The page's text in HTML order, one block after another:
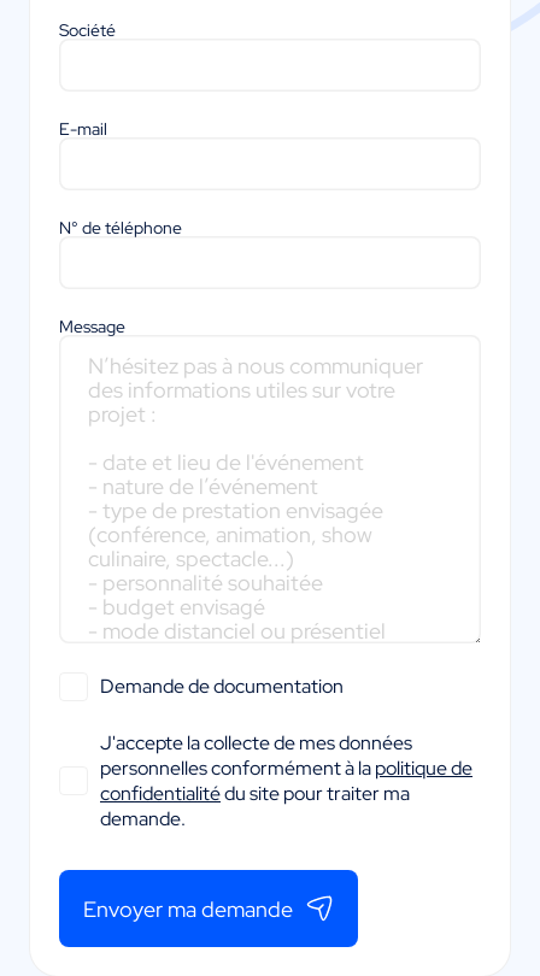
Société
E-mail
N° de téléphone
Message
Demande de documentation
J'accepte la collecte de mes données
personnelles conformément à lapolitique de
confidentialitédu site pour traiter ma
demande.
Envoyer ma demande